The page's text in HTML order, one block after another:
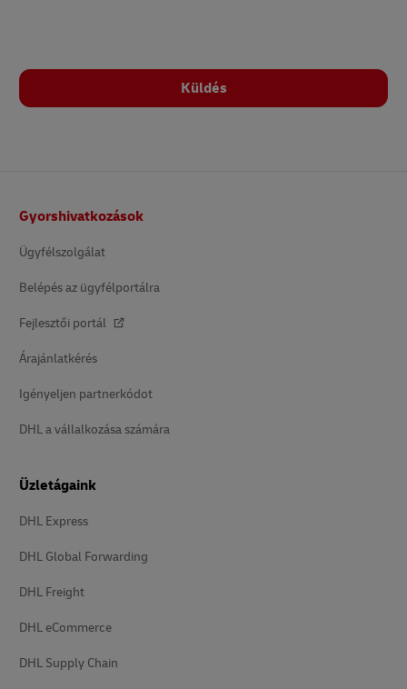
Küldés
Gyorshivatkozások
Ügyfélszolgálat
Belépés az ügyfélportálra
Fejlesztői portál
Árajánlatkérés
Igényeljen partnerkódot
DHL a vállalkozása számára
Üzletágaink
DHL Express
DHL Global Forwarding
DHL Freight
DHL eCommerce
DHL Supply Chain